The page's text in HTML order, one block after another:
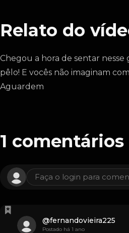
Relato do
Chegou a hora de sentar nesse
pêlo! E vocês não imaginam
Aguardem
1 comentários
Faça o login para
@fernandovieira225
Postado há 1 ano